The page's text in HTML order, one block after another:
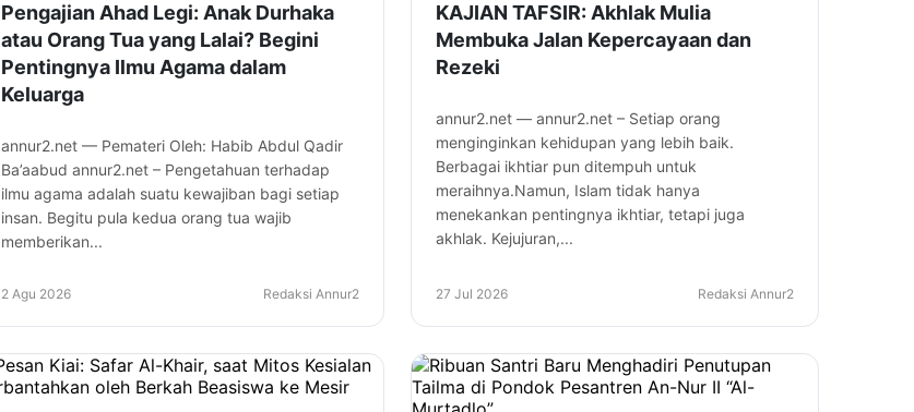
Pengajian Ahad Legi: Anak Durhaka
atau Orang Tua yang Lalai? Begini
Pentingnya Ilmu Agama dalam
Keluarga
annur2.net — Pemateri Oleh: Habib Abdul Qadir
Ba’aabud annur2.net – Pengetahuan terhadap
ilmu agama adalah suatu kewajiban bagi setiap
insan. Begitu pula kedua orang tua wajib
memberikan...
2 Agu 2026 Redaksi Annur2
KAJIAN TAFSIR: Akhlak Mulia
Membuka Jalan Kepercayaan dan
Rezeki
annur2.net — annur2.net – Setiap orang
menginginkan kehidupan yang lebih baik.
Berbagai ikhtiar pun ditempuh untuk
meraihnya.Namun, Islam tidak hanya
menekankan pentingnya ikhtiar, tetapi juga
akhlak. Kejujuran,...
27 Jul 2026 Redaksi Annur2